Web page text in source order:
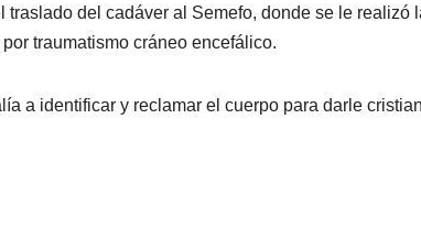
del cadáver al Semefo, donde se le realizó
traumatismo cráneo encefálico.
a identificar y reclamar el cuerpo para darle